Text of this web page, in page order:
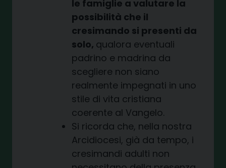
le famiglie a valutare la
possibilità che il
cresimando si presenti da
solo, qualora eventuali
padrino e madrina da
scegliere non siano
realmente impegnati in uno
stile di vita cristiana
coerente al Vangelo.
Si ricorda che, nella nostra
Arcidiocesi, già da tempo, i
cresimandi adulti non